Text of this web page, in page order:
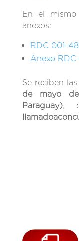
En el mismo
anexos:
RDC 001-
Anexo
Se reciben
de mayo
Paraguay),